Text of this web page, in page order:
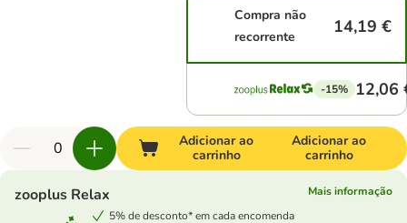
Compra não
recorrente
14,19 €
-15% 12,06
Adicionar ao
carrinho
Adicionar ao
carrinho
zooplus Relax
Mais informação
5% de desconto* em cada encomenda